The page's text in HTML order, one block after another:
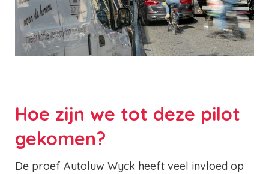
Hoe zijn we tot deze pilot
gekomen?
De proef Autoluw Wyck heeft veel invloed op